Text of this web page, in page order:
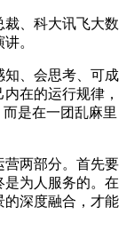
、科大讯飞大数
。
、会思考、可成
在的运行规律，
是在一团乱麻里
两部分。首先要
为人服务的。在
的深度融合，才能